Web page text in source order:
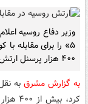
۴۰۰ هزار پرسنل ارتش واکسینه شوند.
به گزارش مشرق به